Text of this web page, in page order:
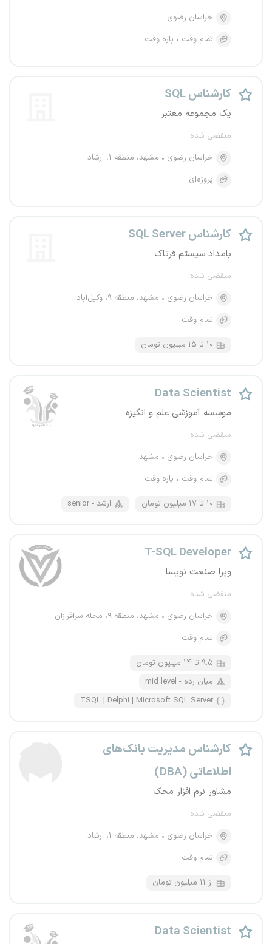
خراسان رضوی
تمام وقت
پاره وقت
کارشناس SQL
یک مجموعه معتبر
منقضی شده
خراسان رضوی
مشهد، منطقه ۱، ارشاد
پروژه‌ای
کارشناس SQL Server
بامداد سیستم فرتاک
منقضی شده
خراسان رضوی
مشهد، منطقه ۹، وکیل‌آباد
تمام وقت
۱۰ تا ۱۵ میلیون تومان
Data Scientist
موسسه‌ آموزشی علم و انگیزه
منقضی شده
خراسان رضوی
مشهد
تمام وقت
پاره وقت
۱۰ تا ۱۷ میلیون تومان senior - ارشد
T-SQL Developer
ویرا صنعت نویسا
منقضی شده
خراسان رضوی
مشهد، منطقه ۹، محله سرافرازان
تمام وقت
۹.۵ تا ۱۴ میلیون تومان
mid level - میان رده
TSQL | Delphi | Microsoft SQL Server
کارشناس مدیریت بانک‌های
اطلاعاتی (DBA)
مشاور نرم افزار محک
منقضی شده
خراسان رضوی
مشهد، منطقه ۱، ارشاد
تمام وقت
از ۱۱ میلیون تومان
Data Scientist